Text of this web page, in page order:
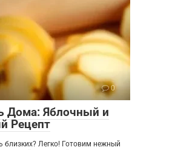
0
Дома: Яблочный и
Рецепт
близких? Легко! Готовим нежный